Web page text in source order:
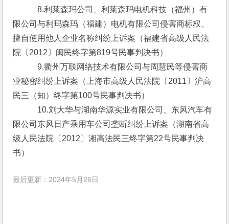
8.利莱森玛公司、利莱森玛电机科技（福州）有
限公司与利玛森玛（福建）电机有限公司侵害商标权、
擅自使用他人企业名称纠纷上诉案（福建省高级人民法
院〔2012〕闽民终字第819号民事判决书）
9.衢州万联网络技术有限公司与周慧民等侵害商
业秘密纠纷上诉案（上海市高级人民法院〔2011〕沪高
民三（知）终字第100号民事判决书）
10.刘大华与湖南华源实业有限公司、东风汽车有
限公司东风日产乘用车公司垄断纠纷上诉案（湖南省高
级人民法院〔2012〕湘高法民三终字第22号民事判决
书）
最后更新：2024年5月26日